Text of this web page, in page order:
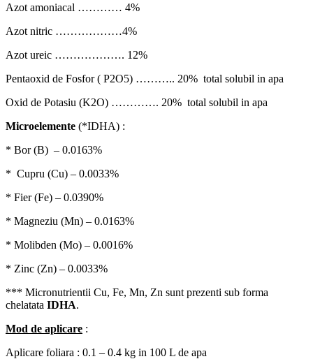
Azot amoniacal ………… 4%
Azot nitric ………………4%
Azot ureic ………………. 12%
Pentaoxid de Fosfor ( P2O5) ……….. 20% total solubil in apa
Oxid de Potasiu (K2O) …………. 20% total solubil in apa
Microelemente (*IDHA) :
* Bor (B) – 0.0163%
* Cupru (Cu) – 0.0033%
* Fier (Fe) – 0.0390%
* Magneziu (Mn) – 0.0163%
* Molibden (Mo) – 0.0016%
* Zinc (Zn) – 0.0033%
*** Micronutrientii Cu, Fe, Mn, Zn sunt prezenti sub forma
chelatata IDHA.
Mod de aplicare :
Aplicare foliara : 0.1 – 0.4 kg in 100 L de apa